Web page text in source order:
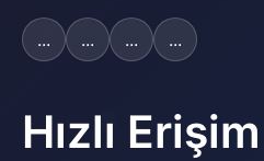
... ... ... ...
Hızlı Erişim